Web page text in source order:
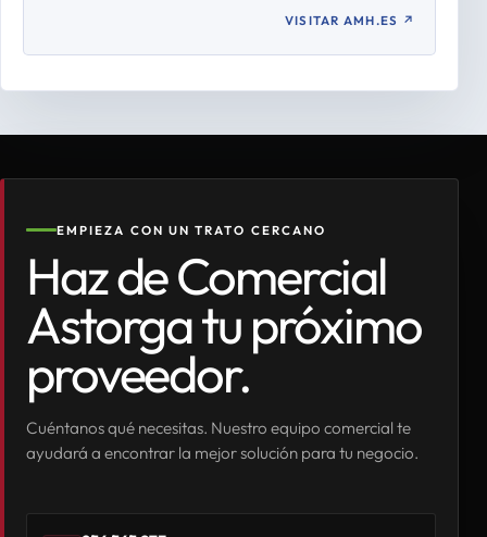
VISITAR AMH.ES ↗
EMPIEZA CON UN TRATO CERCANO
Haz de Comercial
Astorga tu próximo
proveedor.
Cuéntanos qué necesitas. Nuestro equipo comercial te
ayudará a encontrar la mejor solución para tu negocio.